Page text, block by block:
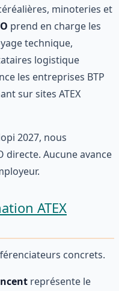
minoteries et
prend en charge les
technique,
logistique
les entreprises BTP
sur sites ATEX
2027, nous
directe. Aucune avance
ATEX
concrets.
représente le